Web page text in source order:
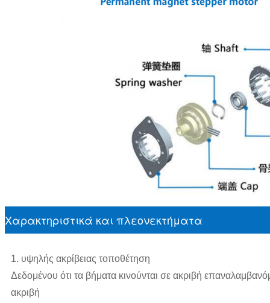
Χαρακτηριστικά και πλεονεκτήματα
1. υψηλής ακρίβειας τοποθέτηση
Δεδομένου ότι τα βήματα κινούνται σε ακριβή
ακριβή